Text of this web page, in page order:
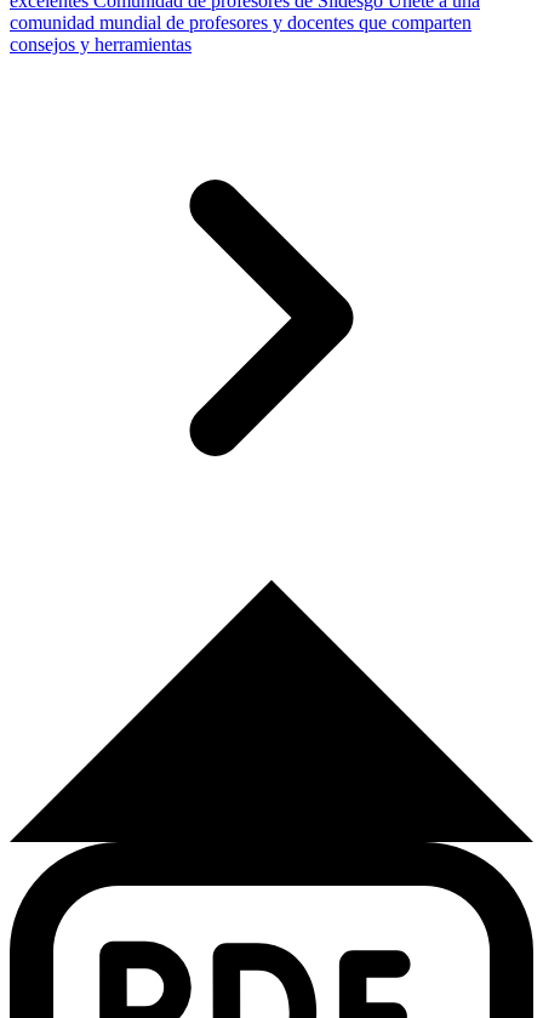
comunidad mundial de profesores y docentes que comparten
consejos y herramientas